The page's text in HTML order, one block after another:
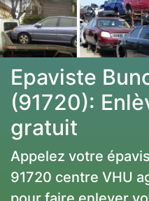
Epaviste
(91720):
gratuit
Appelez votre
91720 centre VHU